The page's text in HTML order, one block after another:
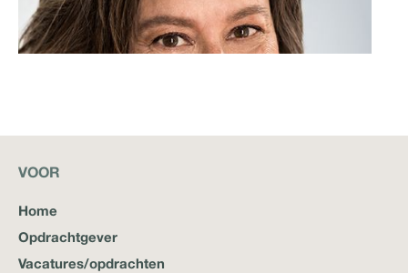
Lees meer
VOOR
Home
Opdrachtgever
Vacatures/opdrachten